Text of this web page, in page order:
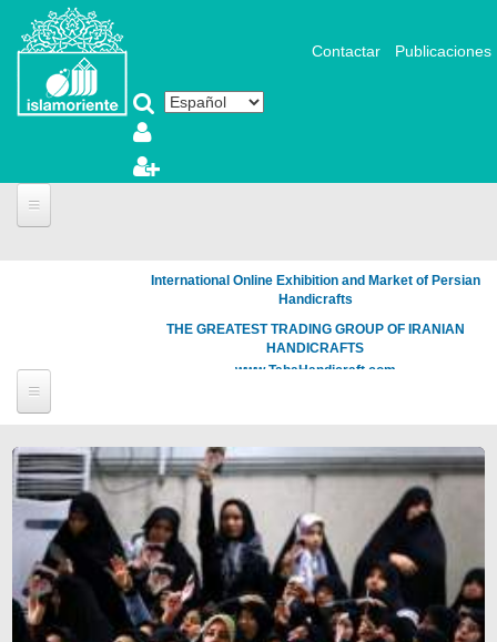
Pasar al contenido principal
Contactar Publicaciones
International Online Exhibition and Market of Persian
Handicrafts
THE GREATEST TRADING GROUP OF IRANIAN
HANDICRAFTS
www.TahaHandicraft.com
Páginas